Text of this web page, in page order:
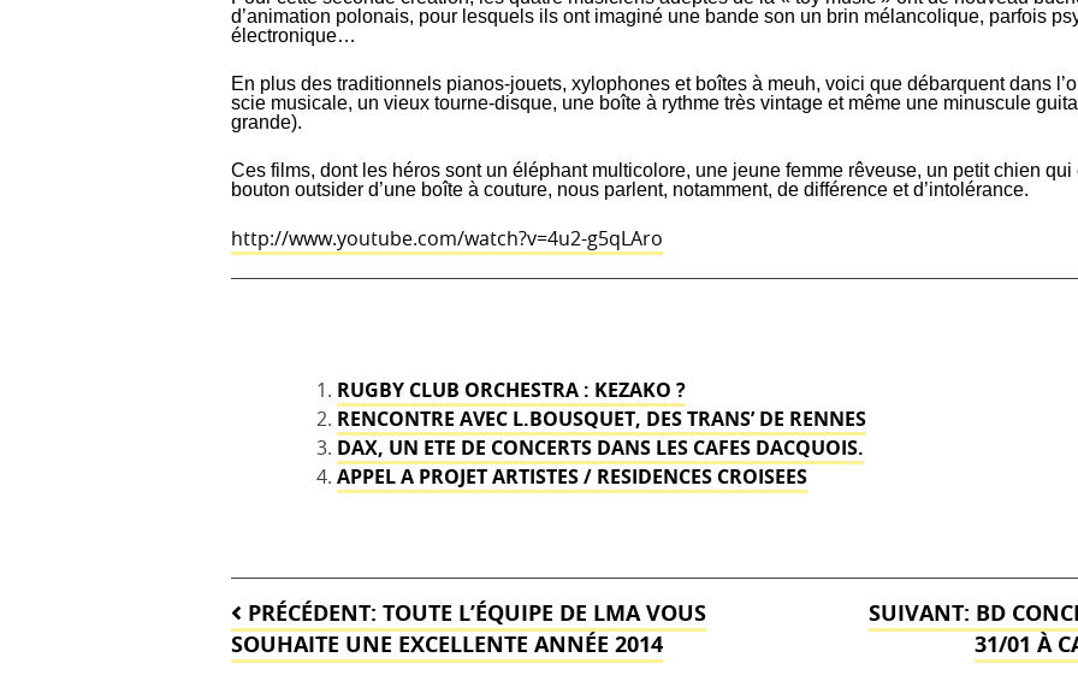
17h
à
d’animation polonais, pour lesquels ils ont imaginé une bande son un brin mélancolique, parfois
électronique…
En plus des traditionnels pianos-jouets, xylophones et boîtes à meuh, voici que débarquent dans
scie musicale, un vieux tourne-disque, une boîte à rythme très vintage et même une minuscule
grande).
Ces films, dont les héros sont un éléphant multicolore, une jeune femme rêveuse, un petit chien
bouton outsider d’une boîte à couture, nous parlent, notamment, de différence et d’intolérance.
http://www.youtube.com/watch?v=4u2-g5qLAro
RUGBY CLUB ORCHESTRA : KEZAKO ?
RENCONTRE AVEC L.BOUSQUET, DES TRANS’ DE RENNES
DAX, UN ETE DE CONCERTS DANS LES CAFES DACQUOIS.
APPEL A PROJET ARTISTES / RESIDENCES CROISEES
Navigation
de
PRÉCÉDENT: TOUTE L’ÉQUIPE DE LMA VOUS
SOUHAITE UNE EXCELLENTE ANNÉE 2014
SUIVANT: BD
31/01 À